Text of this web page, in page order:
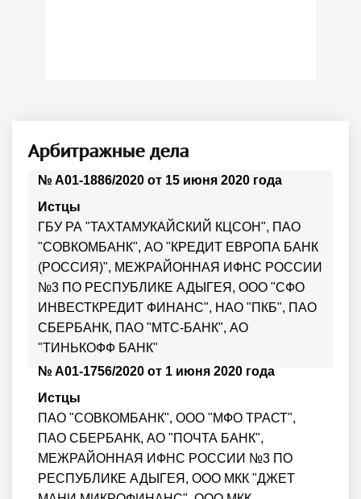
Арбитражные дела
№ А01-1886/2020 от 15 июня 2020 года
Истцы
ГБУ РА "ТАХТАМУКАЙСКИЙ КЦСОН", ПАО
"СОВКОМБАНК", АО "КРЕДИТ ЕВРОПА БАНК
(РОССИЯ)", МЕЖРАЙОННАЯ ИФНС РОССИИ
№3 ПО РЕСПУБЛИКЕ АДЫГЕЯ, ООО "СФО
ИНВЕСТКРЕДИТ ФИНАНС", НАО "ПКБ", ПАО
СБЕРБАНК, ПАО "МТС-БАНК", АО
"ТИНЬКОФФ БАНК"
№ А01-1756/2020 от 1 июня 2020 года
Истцы
ПАО "СОВКОМБАНК", ООО "МФО ТРАСТ",
ПАО СБЕРБАНК, АО "ПОЧТА БАНК",
МЕЖРАЙОННАЯ ИФНС РОССИИ №3 ПО
РЕСПУБЛИКЕ АДЫГЕЯ, ООО МКК "ДЖЕТ